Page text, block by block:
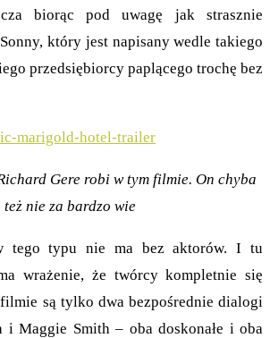
biorąc pod uwagę jak strasznie
który jest napisany wedle takiego
przedsiębiorcy paplącego trochę bez
Gere robi w tym filmie. On chyba
też nie za bardzo wie
tego typu nie ma bez aktorów. I tu
wrażenie, że twórcy kompletnie się
są tylko dwa bezpośrednie dialogi
i Maggie Smith – oba doskonałe i oba